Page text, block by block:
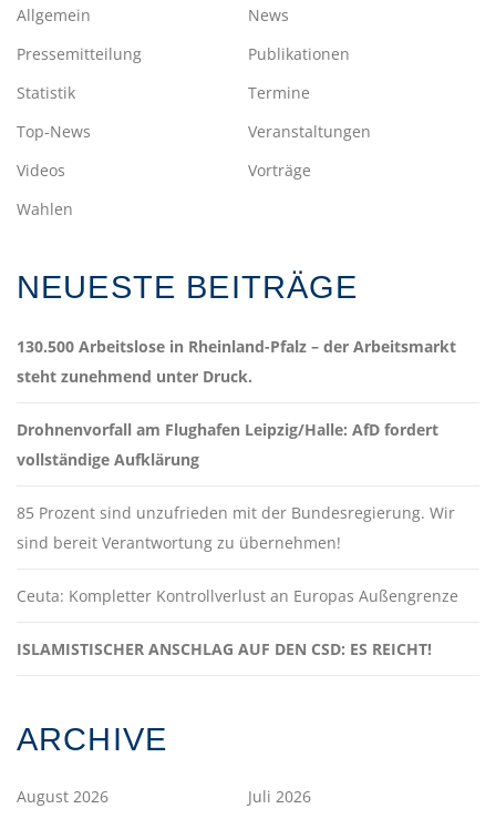
Allgemein
News
Pressemitteilung
Publikationen
Statistik
Termine
Top-News
Veranstaltungen
Videos
Vorträge
Wahlen
NEUESTE BEITRÄGE
130.500 Arbeitslose in Rheinland-Pfalz – der Arbeitsmarkt
steht zunehmend unter Druck.
Drohnenvorfall am Flughafen Leipzig/Halle: AfD fordert
vollständige Aufklärung
85 Prozent sind unzufrieden mit der Bundesregierung. Wir
sind bereit Verantwortung zu übernehmen!
Ceuta: Kompletter Kontrollverlust an Europas Außengrenze
ISLAMISTISCHER ANSCHLAG AUF DEN CSD: ES REICHT!
ARCHIVE
August 2026
Juli 2026